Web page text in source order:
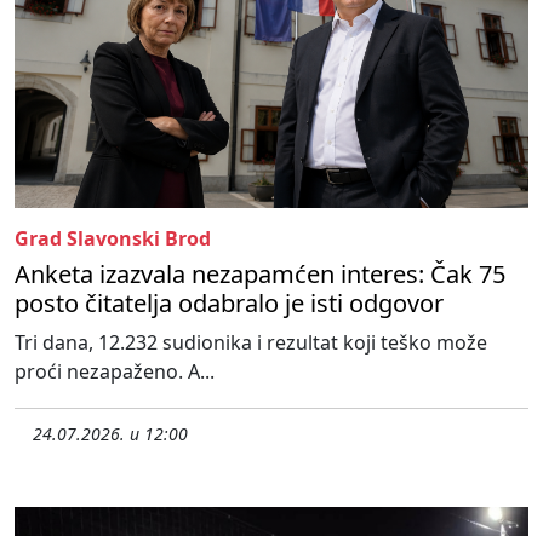
Grad Slavonski Brod
Anketa izazvala nezapamćen interes: Čak 75
posto čitatelja odabralo je isti odgovor
Tri dana, 12.232 sudionika i rezultat koji teško može
proći nezapaženo. A...
24.07.2026. u 12:00